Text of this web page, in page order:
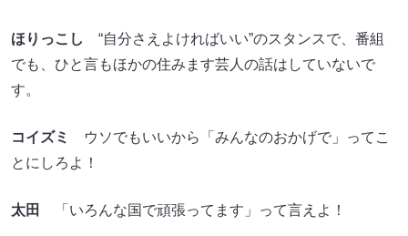
ほりっこし
“自分さえよければいい”のスタンスで、番組
でも、ひと言もほかの住みます芸人の話はしていないで
す。
コイズミ
ウソでもいいから「みんなのおかげで」ってこ
とにしろよ！
太田 「いろんな国で頑張ってます」って言えよ！